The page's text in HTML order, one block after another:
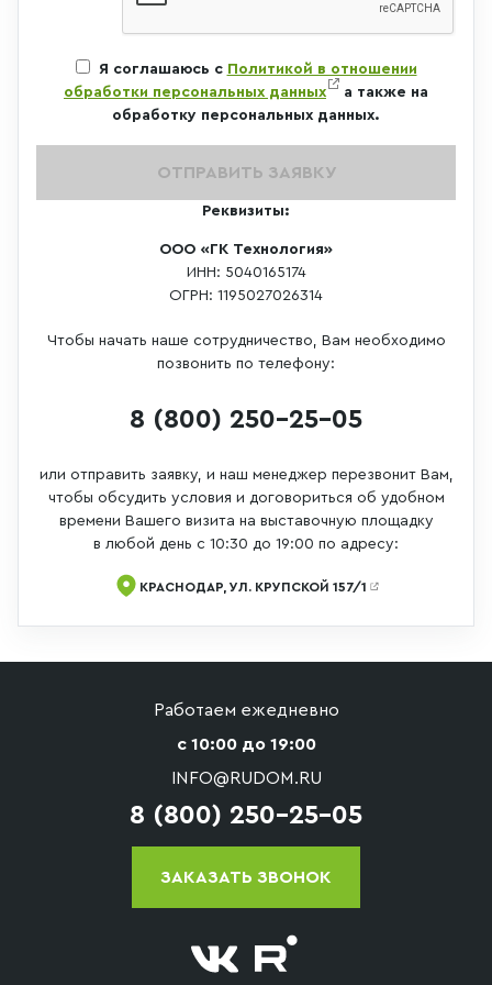
Реквизиты:
ООО «ГК Технология»
ИНН: 5040165174
ОГРН: 1195027026314
Чтобы начать наше сотрудничество, Вам необходимо
позвонить по телефону:
8 (800) 250-25-05
или отправить заявку, и наш менеджер перезвонит Вам,
чтобы обсудить условия и договориться об удобном
времени Вашего визита на выставочную площадку
в любой день с 10:30 до 19:00 по адресу:
КРАСНОДАР, УЛ. КРУПСКОЙ 157/1
Я соглашаюсь с Политикой в отношении
обработки персональных данных
а также на
обработку персональных данных.
ОТПРАВИТЬ ЗАЯВКУ
Работаем ежедневно
с 10:00 до 19:00
INFO@RUDOM.RU
8 (800) 250-25-05
ЗАКАЗАТЬ ЗВОНОК